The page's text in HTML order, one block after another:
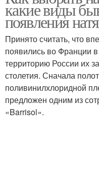
какие виды
появления
Принято считать, что
появились во Франции
территорию России их
столетия. Сначала
поливинилхлоридной
предложен одним из
«Barrisol».